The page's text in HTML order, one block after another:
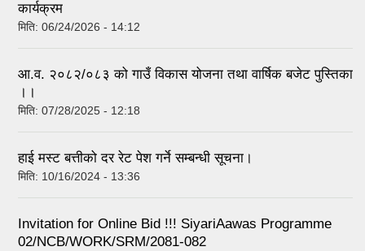
कार्यक्रम
मिति: 06/24/2026 - 14:12
आ.व. २०८२/०८३ को गाउँ विकास योजना तथा वार्षिक बजेट पुस्तिका
।।
मिति: 07/28/2025 - 12:18
हाई मस्ट बत्तीको दर रेट पेश गर्ने सम्बन्धी सूचना।
मिति: 10/16/2024 - 13:36
Invitation for Online Bid !!! SiyariAawas Programme
02/NCB/WORK/SRM/2081-082